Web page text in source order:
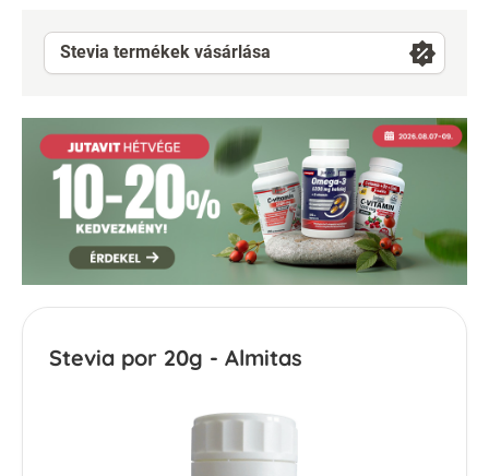
Stevia termékek vásárlása
Stevia por 20g - Almitas